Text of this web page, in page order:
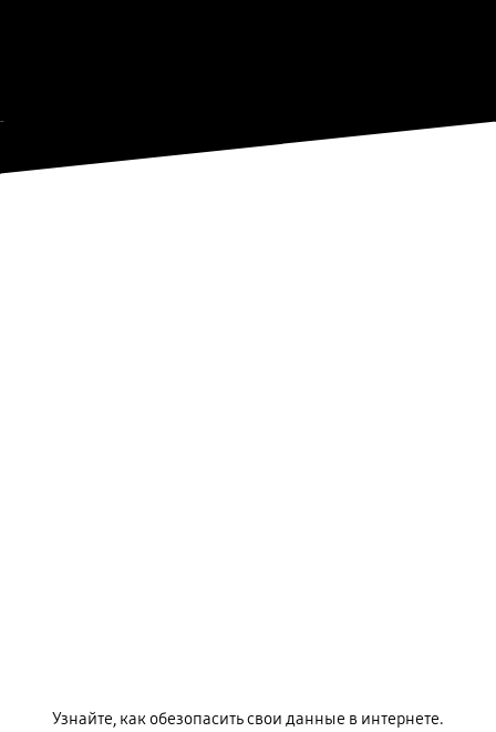
Узнайте, как обезопасить свои данные в интернете.